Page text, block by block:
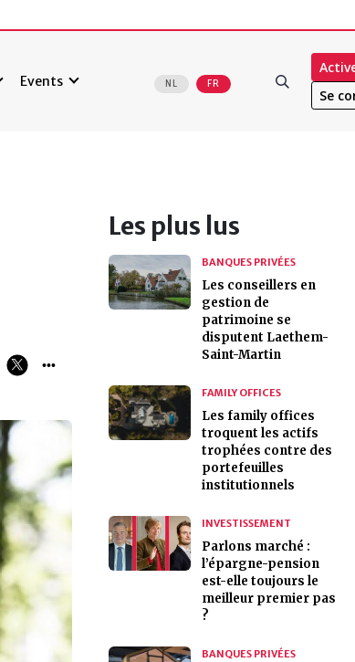
Events NL FR
Se
Les plus lus
BANQUES PRIVÉES
Les conseillers en
gestion de
patrimoine se
disputent Laethem-
Saint-Martin
FAMILY OFFICES
Les family offices
troquent les actifs
trophées contre des
portefeuilles
institutionnels
INVESTISSEMENT
Parlons marché :
l’épargne-pension
est-elle toujours le
meilleur premier pas
?
BANQUES PRIVÉES